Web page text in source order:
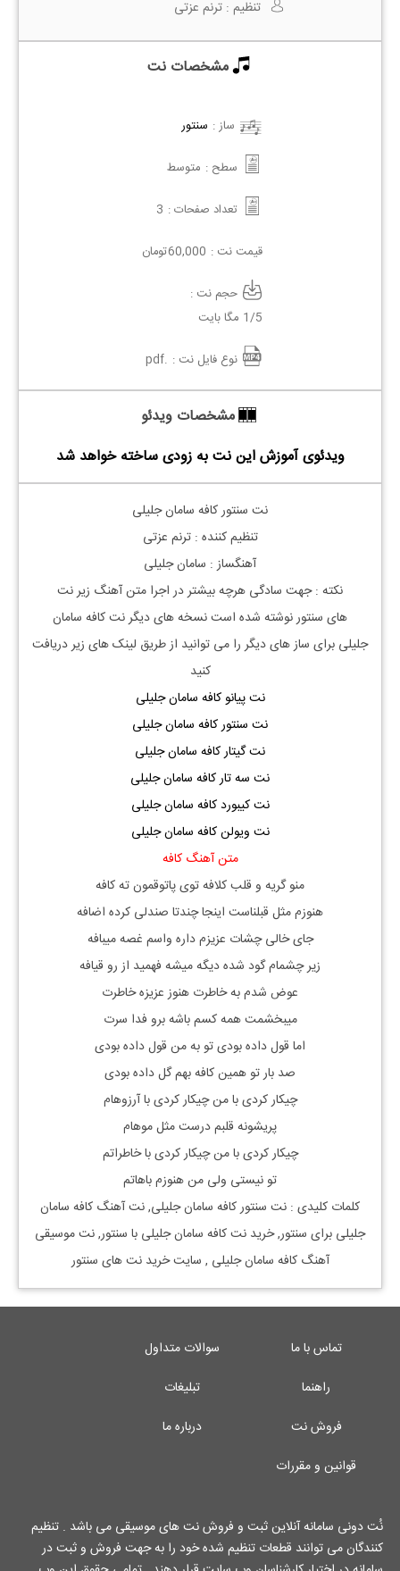
تنظیم : ترنم عزتی
مشخصات نت
ساز : سنتور
سطح : متوسط
تعداد صفحات : 3
قیمت نت : 60,000تومان
حجم نت :
1/5 مگا بایت
نوع فایل نت : .pdf
مشخصات ویدئو
ویدئوی آموزش این نت به زودی ساخته خواهد شد
نت سنتور کافه سامان جلیلی
تنظیم کننده : ترنم عزتی
آهنگساز : سامان جلیلی
نکته : جهت سادگی هرچه بیشتر در اجرا متن آهنگ زیر نت
های سنتورنوشته شده است نسخه های دیگر نتکافه سامان
جلیلی برای ساز های دیگر را می توانید از طریق لینک های زیر دریافت
کنید
نت پیانو کافه سامان جلیلی
نت سنتور کافه سامان جلیلی
نت گیتار کافه سامان جلیلی
نت سه تار کافه سامان جلیلی
نت کیبورد کافه سامان جلیلی
نت ویولن کافه سامان جلیلی
متن آهنگ کافه
منو گریه و قلب كلافه توی پاتوقمون ته كافه
هنوزم مثل قبلناست اینجا چندتا صندلی كرده اضافه
جای خالی چشات عزيزم داره واسم غصه ميبافه
زير چشمام گود شده ديگه میشه فهمید از رو قيافه
عوض شدم به خاطرت هنوز عزیزه خاطرت
میبخشمت همه كسم باشه برو فدا سرت
اما قول داده بودی تو به من قول داده بودی
صد بار تو همین كافه بهم گل داده بودی
چیكار كردی با من چیكار كردی با آرزوهام
پریشونه قلبم درست مثل موهام
چیكار كردی با من چیكار كردی با خاطراتم
تو نیستی ولی من هنوزم باهاتم
کلمات کلیدی : نت سنتورکافه سامان جلیلی, نت آهنگ کافه سامان
جلیلی برای سنتور, خرید نتکافه سامان جلیلی با سنتور, نت موسیقی
آهنگ کافه سامان جلیلی , سایت خرید نت های سنتور
تماس با ما
سوالات متداول
راهنما
تبلیغات
فروش نت
درباره ما
قوانین و مقررات
نُت دونی سامانه آنلاین ثبت و فروش نت های موسیقی می باشد . تنظیم
کنندگان می توانند قطعات تنظیم شده خود را به جهت فروش و ثبت در